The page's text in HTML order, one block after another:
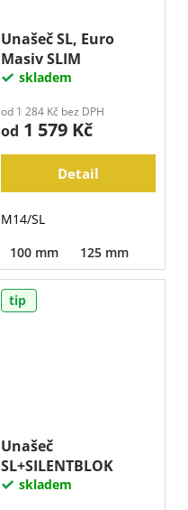
Unašeč SL, Euro
Masiv SLIM
skladem
od 1 284 Kč bez DPH
od 1 579 Kč
Detail
M14/SL
100 mm
125 mm
tip
Unašeč
SL+SILENTBLOK
skladem